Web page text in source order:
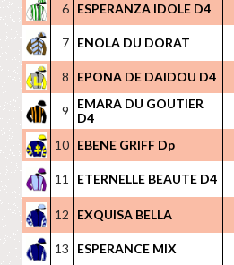
6 ESPERANZA IDOLE D4
7 ENOLA DU DORAT
8
EPONA DE DAIDOU D4
9
EMARA DU GOUTIER
D4
10 EBENE GRIFF Dp
11 ETERNELLE BEAUTE D4
12
EXQUISA BELLA
13
ESPERANCE MIX